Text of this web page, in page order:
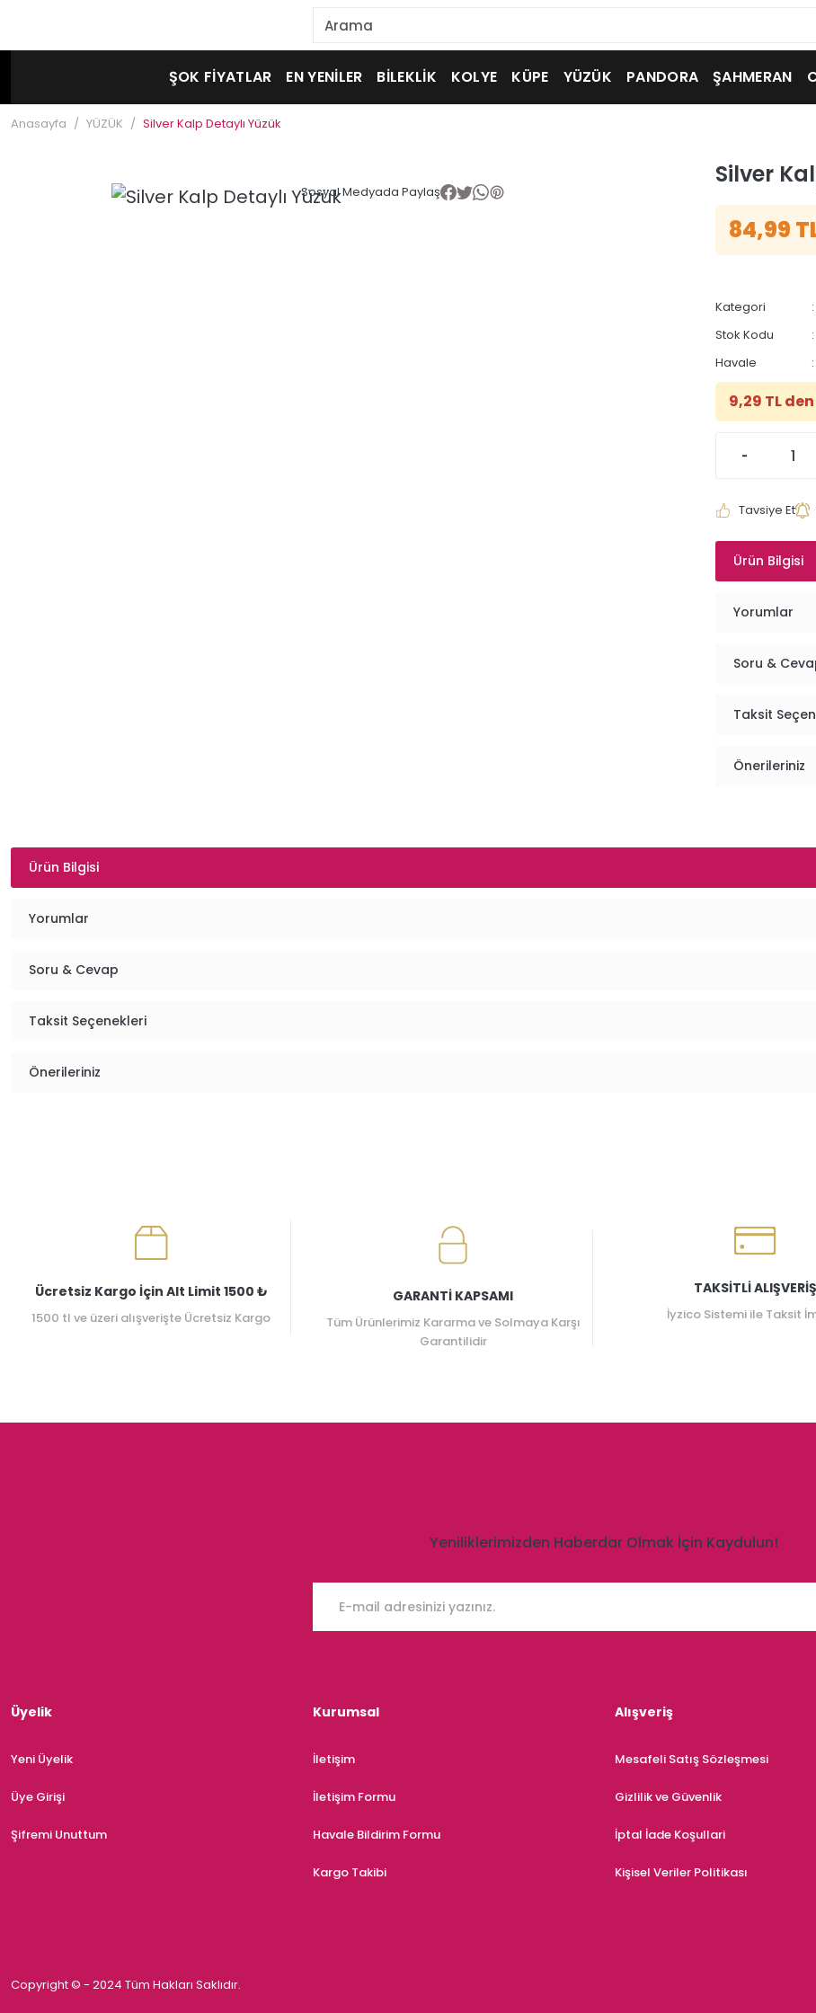
ŞOK FİYATLAR EN YENİLER BİLEKLİK KOLYE KÜPE YÜZÜK PANDORA ŞAHMERAN
Anasayfa YÜZÜK Silver Kalp Detaylı Yüzük
Sosyal Medyada Paylaş
Silver
84,99
Kategori
Stok Kodu
Havale
9,29 TL
Tavsiye Et
Ürün Bilgisi
Yorumlar
Soru &
Taksit
Önerileriniz
Ürün Bilgisi
Yorumlar
Soru & Cevap
Taksit Seçenekleri
Önerileriniz
Ücretsiz Kargo İçin Alt Limit 1500 ₺
1500 tl ve üzeri alışverişte Ücretsiz Kargo
GARANTİ KAPSAMI
Tüm Ürünlerimiz Kararma ve Solmaya Karşı
Garantilidir
TAKSİTLİ ALIŞVERİŞ
İyzico Sistemi ile Taksit
Yeniliklerimizden Haberdar Olmak İçin Kaydulun!
Üyelik
Yeni Üyelik
Üye Girişi
Şifremi Unuttum
Kurumsal
İletişim
İletişim Formu
Havale Bildirim Formu
Kargo Takibi
Alışveriş
Mesafeli Satış Sözleşmesi
Gizlilik ve Güvenlik
İptal İade Koşullari
Kişisel Veriler Politikası
Copyright © - 2024 Tüm Hakları Saklıdır.